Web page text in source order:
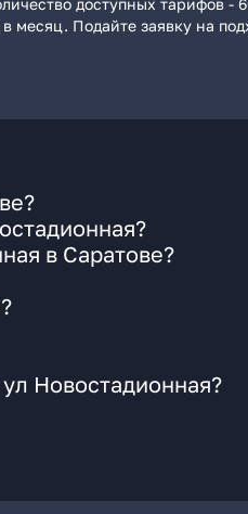
доступных тарифов -
месяц. Подайте заявку на
в Саратове?
Новостадионная?